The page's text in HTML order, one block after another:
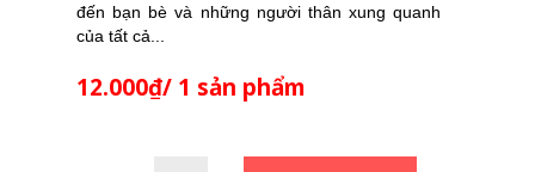
đến bạn bè và những người thân xung quanh
của tất cả...
12.000₫/ 1 sản phẩm